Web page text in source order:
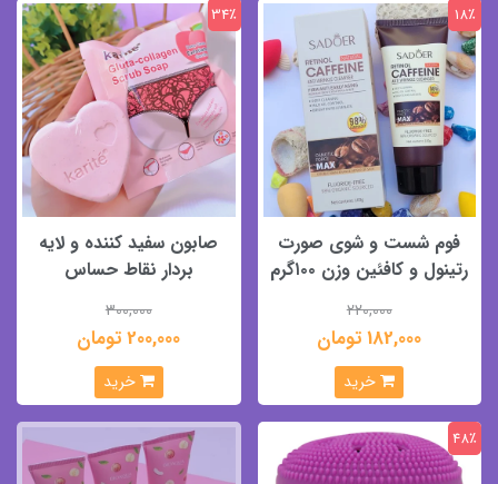
فوم شست و شوی صورت
رتینول و کافئین وزن ۱۰۰گرم
220,000
182,000 تومان
18٪
خرید
صابون سفید کننده و لایه
بردار نقاط حساس
300,000
200,000 تومان
34٪
خرید
48٪